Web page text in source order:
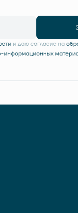
и даю согласие на
информационных